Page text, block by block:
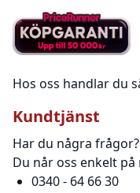
Hos oss handlar du
Kundtjänst
Har du några frågor?
Du når oss enkelt
0340 - 64 66 30